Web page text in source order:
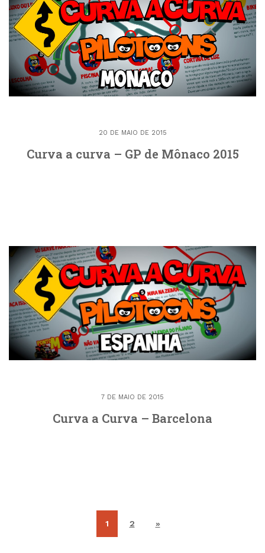
20 DE MAIO DE 2015
Curva a curva – GP de Mônaco 2015
7 DE MAIO DE 2015
Curva a Curva – Barcelona
1 2 »